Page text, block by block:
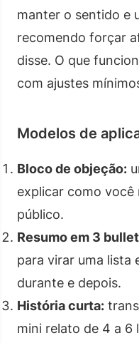
manter o sentido e
recomendo forçar
disse. O que
com ajustes
Modelos de
Bloco de objeção:
explicar como você
público.
Resumo em 3
para virar uma lista
durante e depois.
História curta:
mini relato de 4 a 6